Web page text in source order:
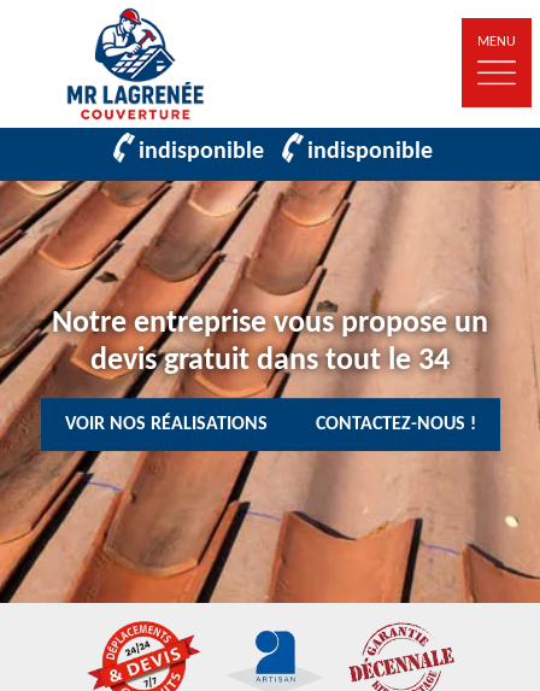
MENU
indisponible indisponible
Notre entreprise vous propose un
devis gratuit dans tout le 34
VOIR NOS RÉALISATIONS CONTACTEZ-NOUS !